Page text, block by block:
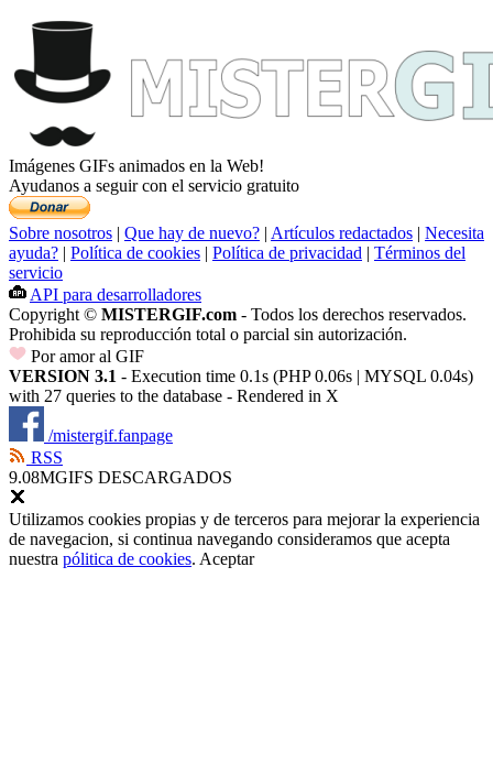
Imágenes GIFs animados en la Web!
Ayudanos a seguir con el servicio gratuito
Sobre nosotros | Que hay de nuevo? | Artículos redactados | Necesita
ayuda? | Política de cookies | Política de privacidad | Términos del
servicio
API para desarrolladores
Copyright © MISTERGIF.com - Todos los derechos reservados.
Prohibida su reproducción total o parcial sin autorización.
Por amor al GIF
VERSION 3.1 - Execution time 0.1s (PHP 0.06s | MYSQL 0.04s)
with 27 queries to the database - Rendered in X
/mistergif.fanpage
RSS
9.08MGIFS DESCARGADOS
Utilizamos cookies propias y de terceros para mejorar la experiencia
de navegacion, si continua navegando consideramos que acepta
nuestra pólitica de cookies. Aceptar